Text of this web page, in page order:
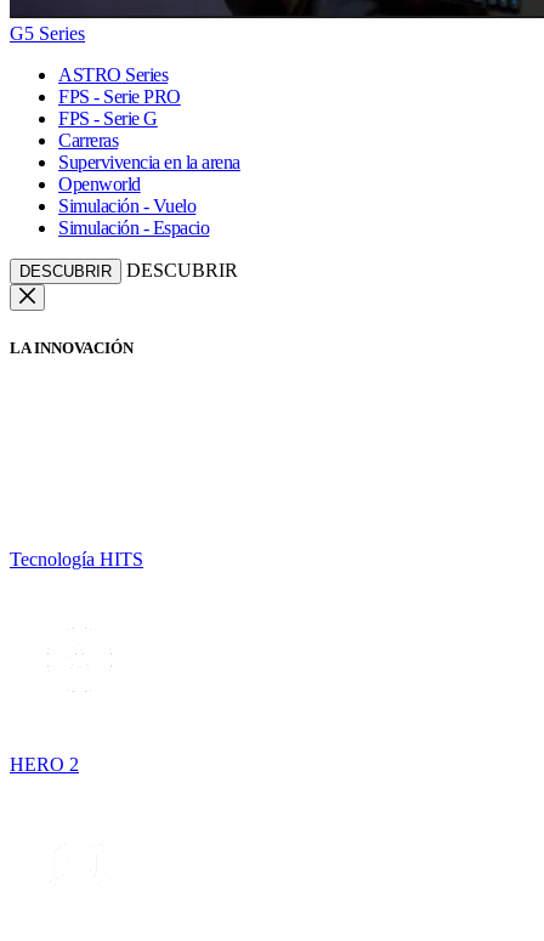
G5 Series
ASTRO Series
FPS - Serie PRO
FPS - Serie G
Carreras
Supervivencia en la arena
Openworld
Simulación - Vuelo
Simulación - Espacio
DESCUBRIR DESCUBRIR
LA INNOVACIÓN
Tecnología HITS
HERO 2